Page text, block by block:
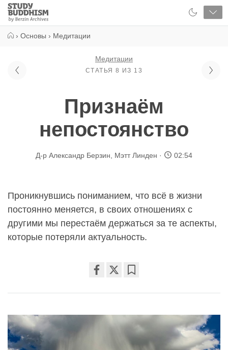
Close
Study
Buddhism
› Основы › Медитации
Медитации
СТАТЬЯ 8 ИЗ 13
Признаём
непостоянство
Д-р Александр Берзин Мэтт Линден 02:54
Проникнувшись пониманием, что всё в жизни
постоянно меняется, в своих отношениях с
другими мы перестаём держаться за те аспекты,
которые потеряли актуальность.
on